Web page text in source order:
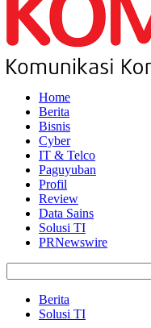
Home
Berita
Bisnis
Cyber
IT & Telco
Paguyuban
Profil
Review
Data Sains
Solusi TI
PRNewswire
Berita
Solusi TI